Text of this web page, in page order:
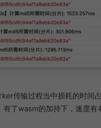
传输过程当中损耗的时间
有了wasm的加持下，速度有